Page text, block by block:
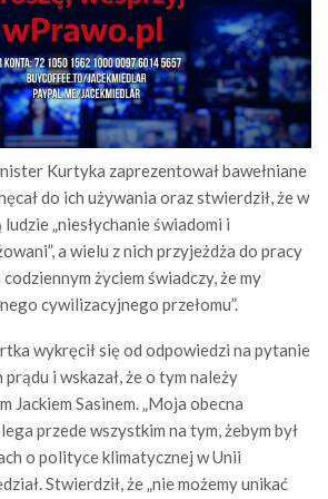
Kurtyka zaprezentował bawełniane
do ich używania oraz stwierdził, że w
„niesłychanie świadomi i
a wielu z nich przyjeżdża do pracy
życiem świadczy, że my
cywilizacyjnego przełomu”.
wykręcił się od odpowiedzi na pytanie
i wskazał, że o tym należy
Jackiem Sasinem. „Moja obecna
przede wszystkim na tym, żebym był
o polityce klimatycznej w Unii
Stwierdził, że „nie możemy unikać